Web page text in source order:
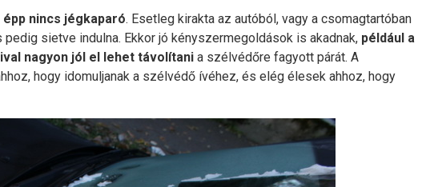
nincs jégkaparó. Esetleg kirakta az autóból, vagy a csomagtartóban
sietve indulna. Ekkor jó kényszermegoldások is akadnak, például a
nagyon jól el lehet távolítani a szélvédőre fagyott párát. A
hogy idomuljanak a szélvédő ívéhez, és elég élesek ahhoz, hogy